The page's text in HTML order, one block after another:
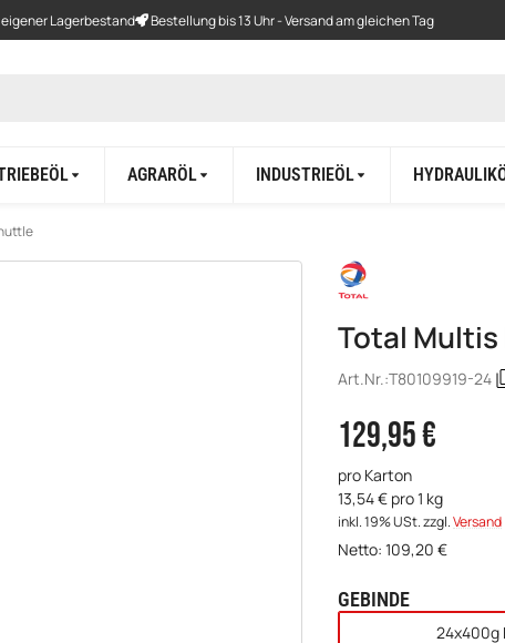
eigener Lagerbestand Bestellung bis 13 Uhr - Versand am gleichen Tag
AGRARÖL INDUSTRIEÖL
Total Multis
Art.Nr.:T80109919-24
129,95 €
pro Karton
13,54 € pro 1 kg
inkl. 19% USt.zzgl.Versand
Netto: 109,20 €
GEBINDE
wählen
24x400g